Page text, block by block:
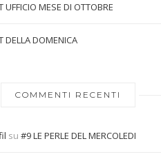
UFFICIO MESE DI OTTOBRE
DELLA DOMENICA
COMMENTI RECENTI
su #9 LE PERLE DEL MERCOLEDI